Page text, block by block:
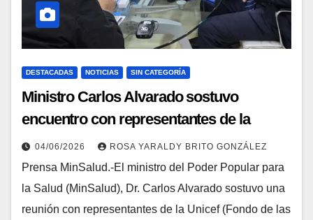
DESTACADAS NOTICIAS SIN CATEGORÍA
Ministro Carlos Alvarado sostuvo
encuentro con representantes de la
Unicef
04/06/2026 ROSA YARALDY BRITO GONZÁLEZ
Prensa MinSalud.-El ministro del Poder Popular para
la Salud (MinSalud), Dr. Carlos Alvarado sostuvo una
reunión con representantes de la Unicef (Fondo de las